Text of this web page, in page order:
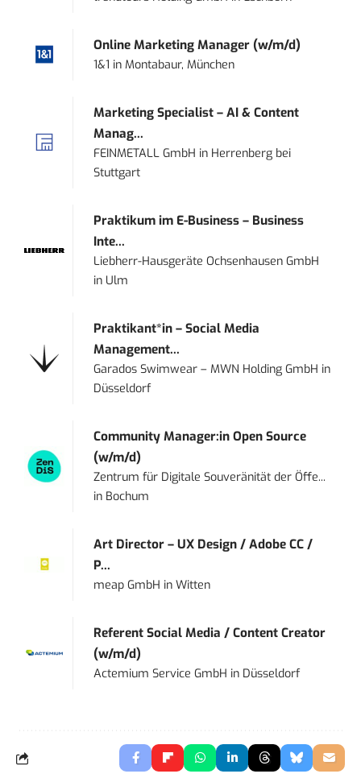
Online Marketing Manager (w/m/d)
1&1 inMontabaur, München
Marketing Specialist – AI & Content
Manag...
FEINMETALL GmbH in Herrenberg bei
Stuttgart
Praktikum im E-Business – Business
Inte...
Liebherr-Hausgeräte Ochsenhausen GmbH
in Ulm
Praktikant*in – Social Media
Management...
Garados Swimwear – MWN Holding GmbH in
Düsseldorf
Community Manager:in Open Source
(w/m/d)
Zentrum für Digitale Souveränität der Öffe...
in Bochum
Art Director – UX Design / Adobe CC /
P...
meap GmbH inWitten
Referent Social Media / Content Creator
(w/m/d)
Actemium Service GmbH in Düsseldorf